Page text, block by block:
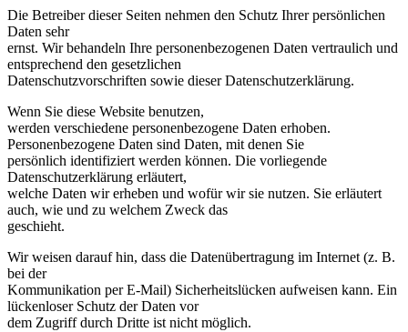
Die Betreiber dieser Seiten nehmen den Schutz Ihrer persönlichen
Daten sehr
ernst. Wir behandeln Ihre personenbezogenen Daten vertraulich und
entsprechend den gesetzlichen
Datenschutzvorschriften sowie dieser Datenschutzerklärung.
Wenn Sie diese Website benutzen,
werden verschiedene personenbezogene Daten erhoben.
Personenbezogene Daten sind Daten, mit denen Sie
persönlich identifiziert werden können. Die vorliegende
Datenschutzerklärung erläutert,
welche Daten wir erheben und wofür wir sie nutzen. Sie erläutert
auch, wie und zu welchem Zweck das
geschieht.
Wir weisen darauf hin, dass die Datenübertragung im Internet (z. B.
bei der
Kommunikation per E-Mail) Sicherheitslücken aufweisen kann. Ein
lückenloser Schutz der Daten vor
dem Zugriff durch Dritte ist nicht möglich.